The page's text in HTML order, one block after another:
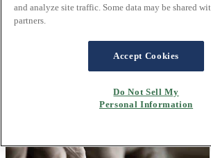
Il design norvegese è definito dallo stesso
materiali di qualità della più ampia tradizione
lungo i fiordi, la nostra sensibilità estetica è
dalla magnificenza della natura.
and analyze site traffic. Some data may be shared
partners.
Accept Cookies
Do Not Sell My
Personal Information